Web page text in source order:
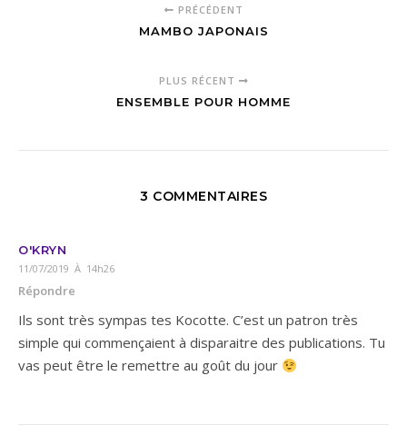
PRÉCÉDENT
MAMBO JAPONAIS
PLUS RÉCENT
ENSEMBLE POUR HOMME
3 COMMENTAIRES
O'KRYN
11/07/2019 À 14h26
Répondre
Ils sont très sympas tes Kocotte. C’est un patron très
simple qui commençaient à disparaitre des publications. Tu
vas peut être le remettre au goût du jour